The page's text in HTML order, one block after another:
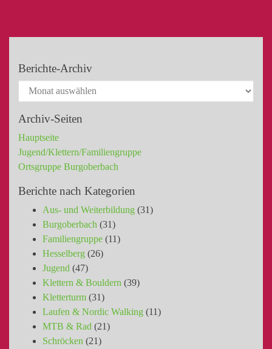
Berichte-Archiv
Archiv-Seiten
Hauptseite
Jugend/Klettern/Familiengruppe
Ortsgruppe Burgoberbach
Berichte nach Kategorien
Aus- und Weiterbildung (31)
Burgoberbach (31)
Familiengruppe (11)
Hesselberg (26)
Jugend (47)
Klettern & Bouldern (39)
Kletterturm (31)
Laufen & Nordic Walking (11)
MTB & Rad (21)
Schröcken (21)